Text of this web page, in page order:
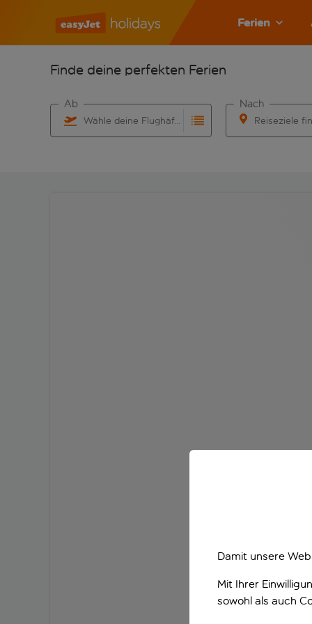
Ferien
Finde deine perfekten Ferien
Wähle deine Flughäfen
Ab
Reiseziele
Nach
Damit unsere
Mit Ihrer
sowohl als auch